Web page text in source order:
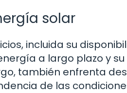
solar
incluida su
a largo plazo y
también enfrenta
de las